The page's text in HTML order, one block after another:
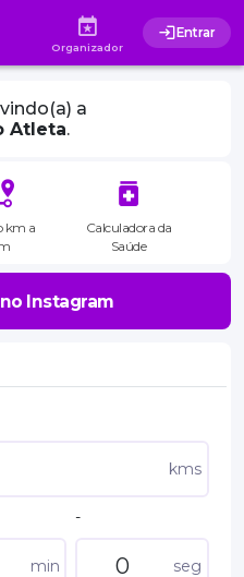
Organizador
Entrar
a
Atleta.
km a
Calculadora da
Saúde
Instagram
kms
min
-
seg